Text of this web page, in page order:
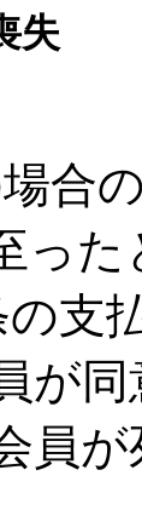
失
合
った
の支
が
員